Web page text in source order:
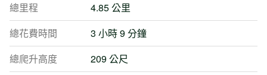
總里程
4.85 公里
總花費時間
3 小時 9 分鐘
總爬升高度
209 公尺